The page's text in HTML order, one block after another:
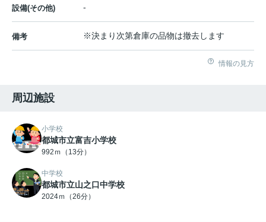
設備(その他) -
備考 ※決まり次第倉庫の品物は撤去します
情報の見方
周辺施設
小学校
都城市立富吉小学校
992ｍ（13分）
中学校
都城市立山之口中学校
2024ｍ（26分）